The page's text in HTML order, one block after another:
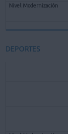
DEPORTES